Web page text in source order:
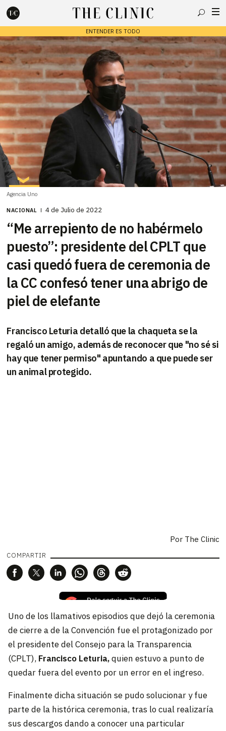
ENTENDER ES TODO
Escribe lo que deseas y presiona enter para buscar
Agencia Uno
NACIONAL 4 de Julio de 2022
“Me arrepiento de no habérmelo
puesto”: presidente del CPLT que
casi quedó fuera de ceremonia de
la CC confesó tener una abrigo de
piel de elefante
Francisco Leturia detalló que la chaqueta se la
regaló un amigo, además de reconocer que "no sé si
hay que tener permiso" apuntando a que puede ser
un animal protegido.
Por The Clinic
COMPARTIR
Uno de los llamativos episodios que dejó la ceremonia
de cierre a de la Convención fue el protagonizado por
el presidente del Consejo para la Transparencia
(CPLT), Francisco Leturia,quien estuvo a punto de
quedar fuera del evento por un error en el ingreso.
Finalmente dicha situación se pudo solucionar y fue
parte de la histórica ceremonia, tras lo cual realizaría
sus descargos dando a conocer una particular